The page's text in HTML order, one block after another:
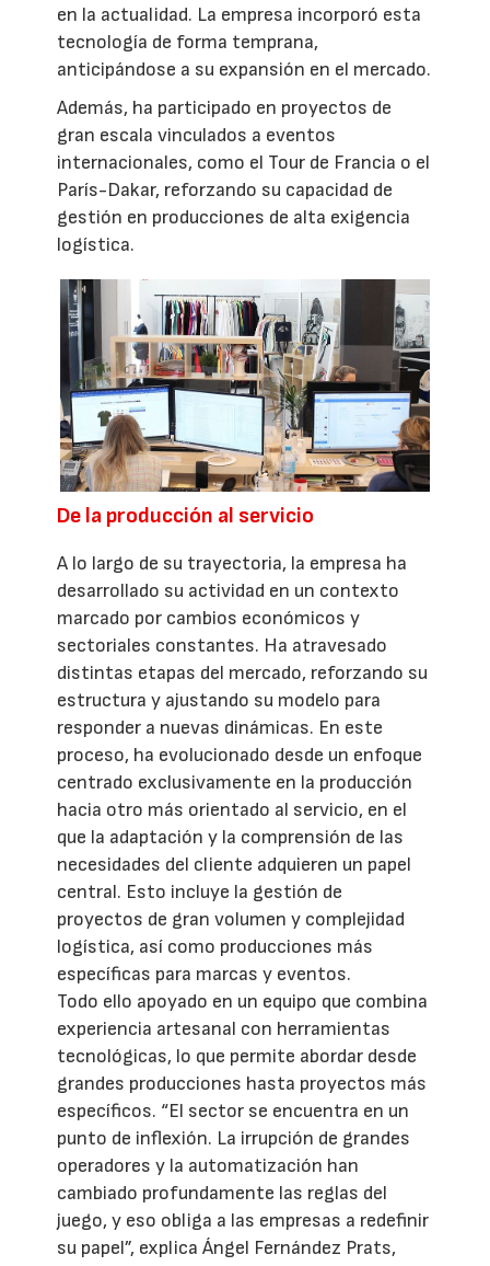
en la actualidad. La empresa incorporó esta
tecnología de forma temprana,
anticipándose a su expansión en el mercado.
Además, ha participado en proyectos de
gran escala vinculados a eventos
internacionales, como el Tour de Francia o el
París-Dakar, reforzando su capacidad de
gestión en producciones de alta exigencia
logística.
De la producción al servicio
A lo largo de su trayectoria, la empresa ha
desarrollado su actividad en un contexto
marcado por cambios económicos y
sectoriales constantes. Ha atravesado
distintas etapas del mercado, reforzando su
estructura y ajustando su modelo para
responder a nuevas dinámicas. En este
proceso, ha evolucionado desde un enfoque
centrado exclusivamente en la producción
hacia otro más orientado al servicio, en el
que la adaptación y la comprensión de las
necesidades del cliente adquieren un papel
central. Esto incluye la gestión de
proyectos de gran volumen y complejidad
logística, así como producciones más
específicas para marcas y eventos.
Todo ello apoyado en un equipo que combina
experiencia artesanal con herramientas
tecnológicas, lo que permite abordar desde
grandes producciones hasta proyectos más
específicos. “El sector se encuentra en un
punto de inflexión. La irrupción de grandes
operadores y la automatización han
cambiado profundamente las reglas del
juego, y eso obliga a las empresas a redefinir
su papel”, explica Ángel Fernández Prats,